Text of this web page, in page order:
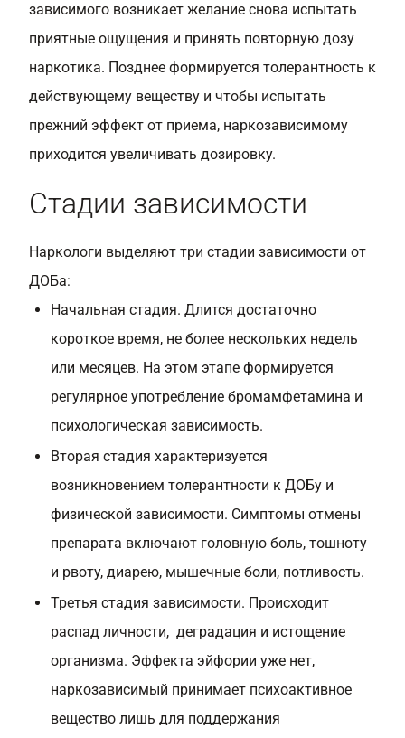
зависимого возникает желание снова испытать
приятные ощущения и принять повторную дозу
наркотика. Позднее формируется толерантность к
действующему веществу и чтобы испытать
прежний эффект от приема, наркозависимому
приходится увеличивать дозировку.
Стадии зависимости
Наркологи выделяют три стадии зависимости от
ДОБа:
Начальная стадия. Длится достаточно
короткое время, не более нескольких недель
или месяцев. На этом этапе формируется
регулярное употребление бромамфетамина и
психологическая зависимость.
Вторая стадия характеризуется
возникновением толерантности к ДОБу и
физической зависимости. Симптомы отмены
препарата включают головную боль, тошноту
и рвоту, диарею, мышечные боли, потливость.
Третья стадия зависимости. Происходит
распад личности, деградация и истощение
организма. Эффекта эйфории уже нет,
наркозависимый принимает психоактивное
вещество лишь для поддержания